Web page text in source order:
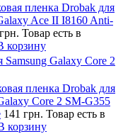
пленка Drobak для
Ace II I8160 Anti-
Товар есть в
корзину
Galaxy Core 2
пленка Drobak для
Core 2 SM-G355
141 грн. Товар есть в
корзину